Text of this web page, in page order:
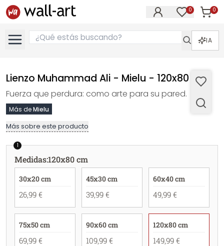
0 0
IA
Lienzo Muhammad Ali - Mielu - 120x80 cm
Fuerza que perdura: como arte para su pared.
Más deMielu
Más sobre este producto
1
Medidas:120x80 cm
30x20 cm
26,99 €
45x30 cm
39,99 €
60x40 cm
49,99 €
75x50 cm
69,99 €
90x60 cm
109,99 €
120x80 cm
149,99 €